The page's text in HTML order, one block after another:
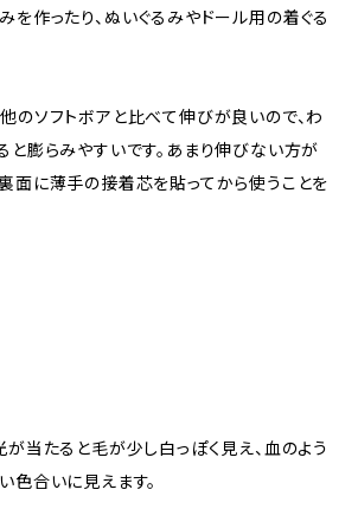
を作ったり、ぬいぐるみやドール用の着ぐる
のソフトボアと比べて伸びが良いので、わ
と膨らみやすいです。あまり伸びない方が
面に薄手の接着芯を貼ってから使うことを
が当たると毛が少し白っぽく見え、血のよう
色合いに見えます。